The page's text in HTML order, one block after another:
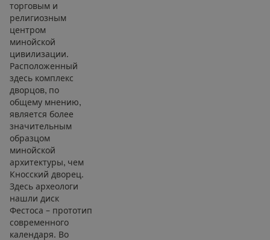
торговым и
религиозным
центром
минойской
цивилизации.
Расположенный
здесь комплекс
дворцов, по
общему мнению,
является более
значительным
образцом
минойской
архитектуры, чем
Кносский дворец.
Здесь археологи
нашли диск
Фестоса – прототип
современного
календаря. Во